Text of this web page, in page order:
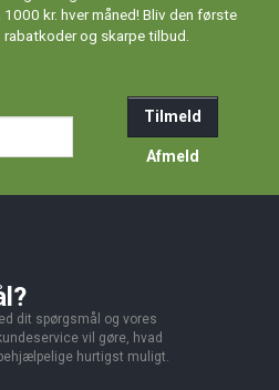
kr. hver måned! Bliv den første
og skarpe tilbud.
Tilmeld
Afmeld
dit spørgsmål og vores
vil gøre, hvad
hurtigst muligt.